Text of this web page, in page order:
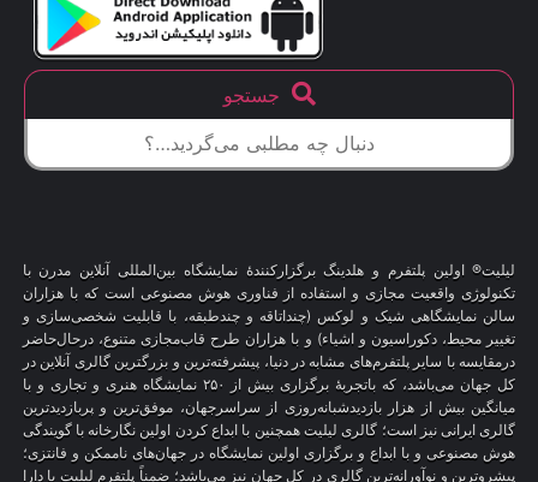
جستجو
لیلیت® اولین پلتفرم و هلدینگ برگزارکنندهٔ نمایشگاه بین‌المللی آنلاین مدرن با
تکنولوژی واقعیت مجازی و استفاده از فناوری هوش مصنوعی است که با هزاران
سالن نمایشگاهی شیک و لوکس (چنداتاقه و چندطبقه، با قابلیت شخصی‌سازی و
تغییر محیط، دکوراسیون و اشیاء) و با هزاران طرح قاب‌مجازی متنوع، درحال‌حاضر
درمقایسه با سایر پلتفرم‌های مشابه در دنیا، پیشرفته‌ترین و بزرگترین گالری آنلاین در
کل جهان می‌باشد، که باتجربهٔ برگزاری بیش از ۲۵۰ نمایشگاه هنری و تجاری و با
میانگین بیش از هزار بازدیدشبانه‌روزی از سراسرجهان، موفق‌ترین و پربازدیدترین
گالری ایرانی نیز است؛ گالری لیلیت همچنین با ابداع کردن اولین نگارخانه با گویندگی
هوش مصنوعی و با ابداع و برگزاری اولین نمایشگاه در جهان‌های ناممکن و فانتزی؛
پیشروترین و نوآورانه‌ترین گالری در کل جهان نیز می‌باشد؛ ضمناً پلتفرم لیلیت با دارا